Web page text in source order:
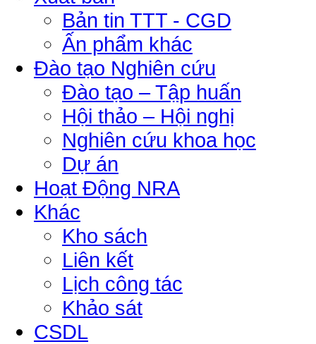
Bản tin TTT - CGD
Ấn phẩm khác
Đào tạo Nghiên cứu
Đào tạo – Tập huấn
Hội thảo – Hội nghị
Nghiên cứu khoa học
Dự án
Hoạt Động NRA
Khác
Kho sách
Liên kết
Lịch công tác
Khảo sát
CSDL